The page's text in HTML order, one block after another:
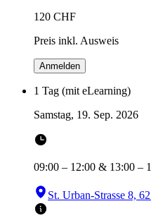
120 CHF
Preis inkl. Ausweis
Anmelden
1 Tag (mit eLearning)
Samstag, 19. Sep. 2026
09:00 – 12:00 & 13:00 –
St. Urban-Strasse 8,